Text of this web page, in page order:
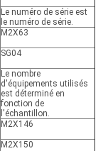
Le numéro de série est
le numéro de série.
M2X63
SG04
Le nombre
d'équipements utilisés
est déterminé en
fonction de
l'échantillon.
M2X146
M2X150